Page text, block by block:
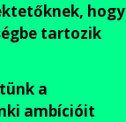
hogy
tartozik
a
ambícióit